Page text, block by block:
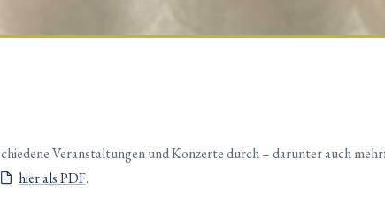
Veranstaltungen und Konzerte durch – darunter auch
hier als PDF.